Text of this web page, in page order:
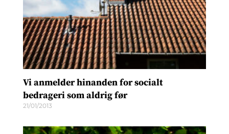
Vi anmelder hinanden for socialt
bedrageri som aldrig før
21/01/2013